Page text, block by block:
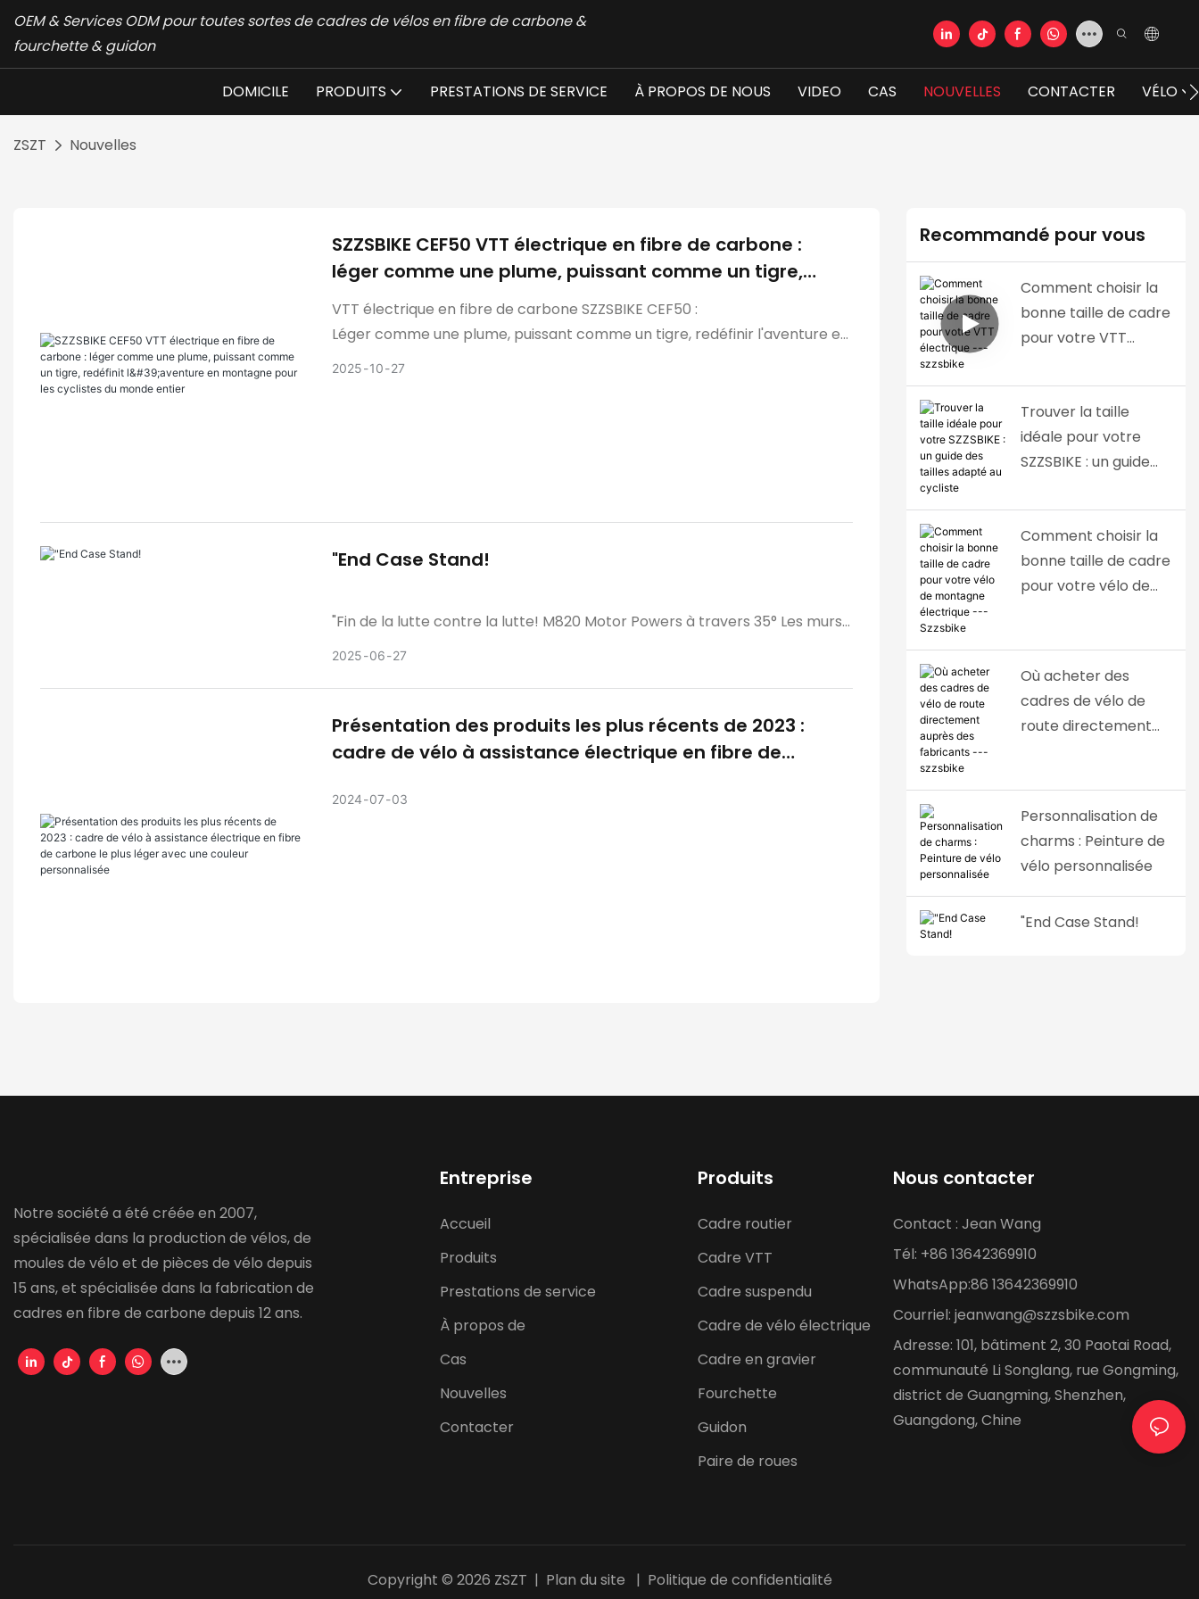
OEM & Services ODM pour toutes sortes de cadres de vélos en fibre de carbone &
fourchette & guidon
DOMICILE PRODUITS PRESTATIONS DE SERVICE À PROPOS DE NOUS VIDEO CAS NOUVELLES CONTACTER VÉLO
ZSZT Nouvelles
SZZSBIKE CEF50 VTT électrique en fibre de carbone :
léger comme une plume, puissant comme un tigre,
redéfinit l'aventure en montagne pour les cyclistes du
monde entier
VTT électrique en fibre de carbone SZZSBIKE CEF50 :
Léger comme une plume, puissant comme un tigre, redéfinir l'aventure en
montagne pour les riders du monde entier
2025 10 27
"End Case Stand!
"Fin de la lutte contre la lutte! M820 Motor Powers à travers 35° Les murs
rocheux comme rien "——SZZSBIKE
FOR IMMEDIATE RELEASE
2025 06 27
Présentation des produits les plus récents de 2023 :
cadre de vélo à assistance électrique en fibre de
2024 07 03
Recommandé pour vous
Comment choisir la
bonne taille de cadre
pour votre VTT
szzsbike
Trouver la taille
idéale pour votre
SZZSBIKE : un guide
cycliste
Comment choisir la
bonne taille de cadre
pour votre vélo de
Où acheter des
cadres de vélo de
route directement
Personnalisation de
charms : Peinture de
vélo personnalisée
"End Case Stand!
Notre société a été créée en 2007,
spécialisée dans la production de vélos, de
moules de vélo et de pièces de vélo depuis
15 ans, et spécialisée dans la fabrication de
cadres en fibre de carbone depuis 12 ans.
Entreprise
Accueil
Produits
Prestations de service
À propos de
Cas
Nouvelles
Contacter
Produits
Cadre routier
Cadre VTT
Cadre suspendu
Cadre de vélo électrique
Cadre en gravier
Fourchette
Guidon
Paire de roues
Nous contacter
Contact : Jean Wang
Tél: +86 13642369910
WhatsApp:86 13642369910
Courriel: jeanwang@szzsbike.com
Adresse: 101, bâtiment 2, 30 Paotai Road,
communauté Li Songlang, rue Gongming,
district de Guangming, Shenzhen,
Guangdong, Chine
Copyright © 2026 ZSZT | Plan du site | Politique de confidentialité